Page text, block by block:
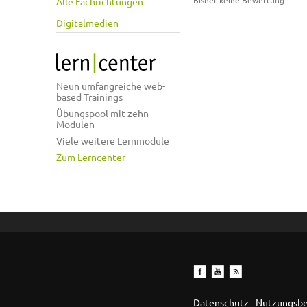
Digitalmedien
Neun umfangreiche web-
based Trainings
Übungspool mit zehn
Modulen
Viele weitere Lernmodule
Zum Lerncenter
Datenschutz